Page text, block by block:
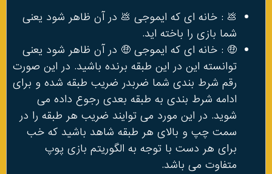
💩 : خانه ای که ایموجی 💩 در آن ظاهر شود یعنی
شما بازی را باخته اید.
🤑 : خانه ای که ایموجی 🤑 در آن ظاهر شود یعنی
توانسته این در این طبقه برنده باشید. در این صورت
رقم شرط بندی شما ضربدر ضریب طبقه شده و برای
ادامه شرط بندی به طبقه بعدی رجوع داده می
شوید. در این مورد می توایند ضریب هر طبقه را در
سمت چپ و بالای هر طبقه شاهد باشید که خب
برای هر دست با توجه به الگوریتم بازی پوپ
متفاوت می باشد.